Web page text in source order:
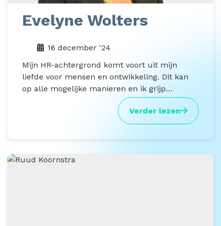
Evelyne Wolters
16 december '24
Mijn HR-achtergrond komt voort uit mijn
liefde voor mensen en ontwikkeling. Dit kan
op alle mogelijke manieren en ik grijp…
Verder lezen